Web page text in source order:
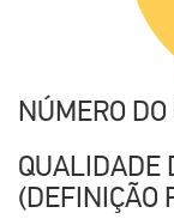
NÚMERO
QUALIDADE
(DEFINIÇÃO